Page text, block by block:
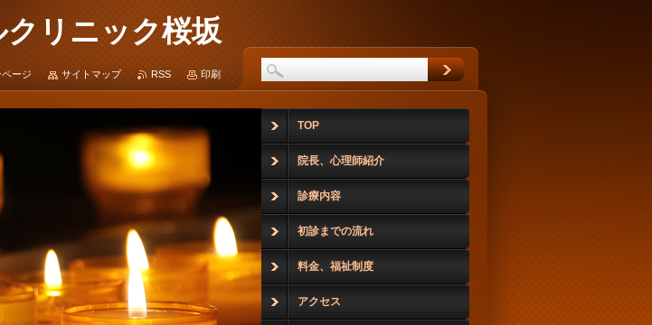
リニック桜坂
TOP
院長、心理師紹介
診療内容
初診までの流れ
料金、福祉制度
アクセス
ページ サイトマップ RSS 印刷